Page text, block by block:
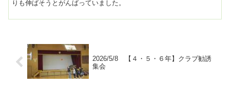
りも伸ばそうとがんばっていました。
2026/5/8 【４・５・６年】クラブ勧誘
集会